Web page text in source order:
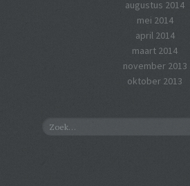
augustus 2014
mei 2014
april 2014
maart 2014
november 2013
oktober 2013